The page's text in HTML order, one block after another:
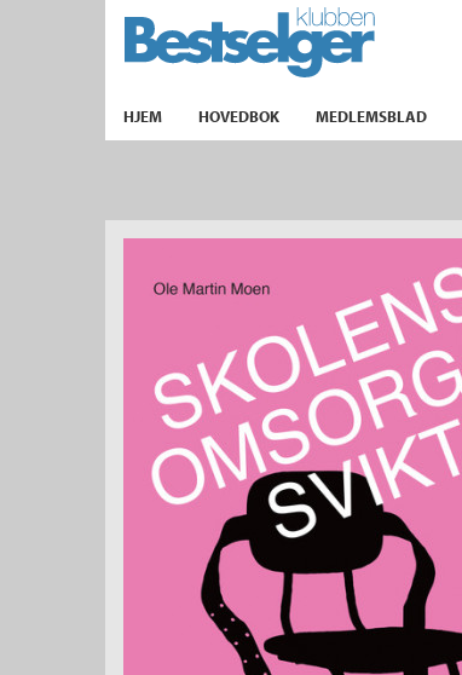
TIL FORSIDEN
HJEM HOVEDBOK MEDLEMSBLAD